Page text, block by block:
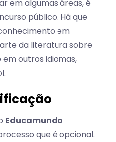
em algumas áreas, é
público. Há que
em
da literatura sobre
outros idiomas,
Educamundo
que é opcional.